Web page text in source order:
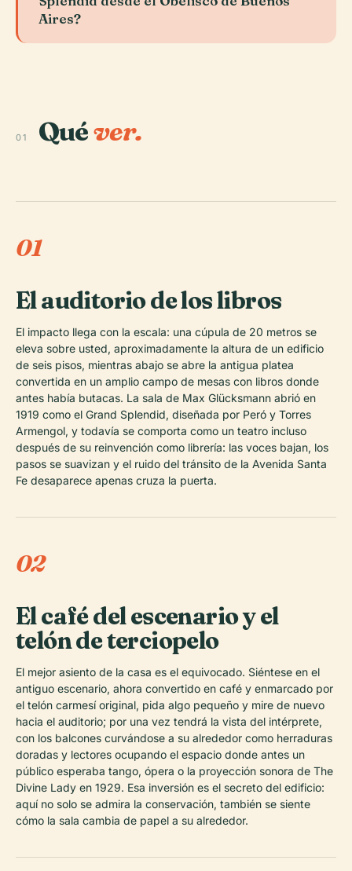
Aires?
01 Quéver.
01
El auditorio de los libros
El impacto llega con la escala: una cúpula de 20 metros se
eleva sobre usted, aproximadamente la altura de un edificio
de seis pisos, mientras abajo se abre la antigua platea
convertida en un amplio campo de mesas con libros donde
antes había butacas. La sala de Max Glücksmann abrió en
1919 como el Grand Splendid, diseñada por Peró y Torres
Armengol, y todavía se comporta como un teatro incluso
después de su reinvención como librería: las voces bajan, los
pasos se suavizan y el ruido del tránsito de la Avenida Santa
Fe desaparece apenas cruza la puerta.
02
El café del escenario y el
telón de terciopelo
El mejor asiento de la casa es el equivocado. Siéntese en el
antiguo escenario, ahora convertido en café y enmarcado por
el telón carmesí original, pida algo pequeño y mire de nuevo
hacia el auditorio; por una vez tendrá la vista del intérprete,
con los balcones curvándose a su alrededor como herraduras
doradas y lectores ocupando el espacio donde antes un
público esperaba tango, ópera o la proyección sonora de The
Divine Lady en 1929. Esa inversión es el secreto del edificio:
aquí no solo se admira la conservación, también se siente
cómo la sala cambia de papel a su alrededor.